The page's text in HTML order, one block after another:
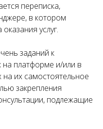
переписка,
в котором
услуг.
заданий к
платформе и/или в
их самостоятельное
закрепления
подлежащие